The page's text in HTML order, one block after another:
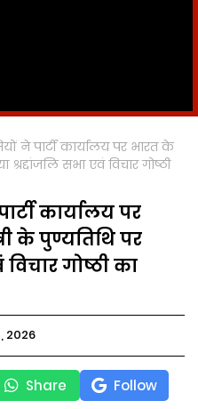
ने पार्टी कार्यालय पर भारत के
श्रद्दांजलि सभा एवं विचार गोष्ठी
कार्यालय पर
के पुण्यतिथि पर
गोष्ठी का
2026
Share Follow